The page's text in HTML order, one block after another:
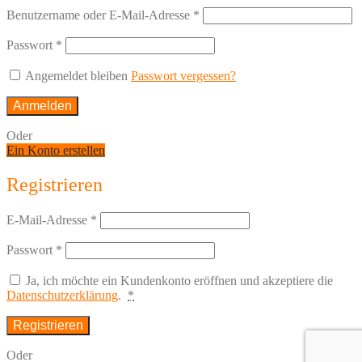
Benutzername oder E-Mail-Adresse *
Passwort *
Angemeldet bleiben Passwort vergessen?
Anmelden
Oder
Ein Konto erstellen
Registrieren
E-Mail-Adresse *
Passwort *
Ja, ich möchte ein Kundenkonto eröffnen und akzeptiere die
Datenschutzerklärung. *
Registrieren
Oder